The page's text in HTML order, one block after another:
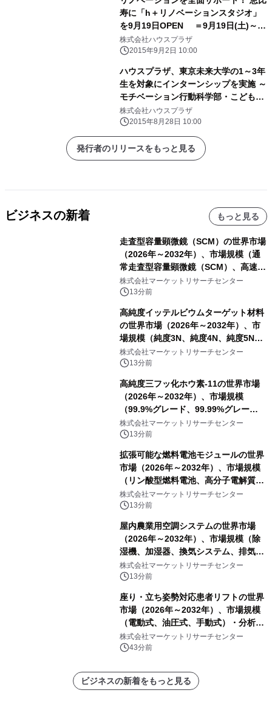
寿に「h＋リノベーションスタジオ」
を9月19日OPEN ＝9月19日(土)～23
日(水) オープニングイベント開催＝
株式会社ハウスプラザ
2015年9月2日 10:00
ハウスプラザ、東京未来大学の1～3年
生を対象にインターンシップを実施 ～
モチベーション行動科学部・こども心
理学部の学生8名が参加予定～
株式会社ハウスプラザ
2015年8月28日 10:00
発行者のリリースをもっと見る
ビジネスの新着 もっと見る
走査型容量顕微鏡（SCM）の世界市場
（2026年～2032年）、市場規模（通
常走査型容量顕微鏡（SCM）、高速走
査型容量顕微鏡（SCM））・分析レポ
ートを発表
株式会社マーケットリサーチセンター
13分前
高純度イッテルビウムターゲット材料
の世界市場（2026年～2032年）、市
場規模（純度3N、純度4N、純度5N、
その他）・分析レポートを発表
株式会社マーケットリサーチセンター
13分前
高純度三フッ化ホウ素-11の世界市場
（2026年～2032年）、市場規模
（99.9%グレード、99.99%グレー
ド）・分析レポートを発表
株式会社マーケットリサーチセンター
13分前
拡張可能な燃料電池モジュールの世界
市場（2026年～2032年）、市場規模
（リン酸型燃料電池、高分子電解質膜
型燃料電池）・分析レポートを発表
株式会社マーケットリサーチセンター
13分前
屋内農業用空調システムの世界市場
（2026年～2032年）、市場規模（除
湿機、加湿器、換気システム、排気フ
ァン、空気循環システム）・分析レポ
ートを発表
株式会社マーケットリサーチセンター
13分前
座り・立ち姿勢対応患者リフトの世界
市場（2026年～2032年）、市場規模
（電動式、油圧式、手動式）・分析レ
ポートを発表
株式会社マーケットリサーチセンター
43分前
ビジネスの新着をもっと見る